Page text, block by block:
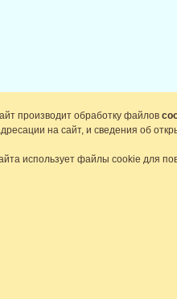
производит обработку файлов
на сайт, и сведения об
использует файлы cookie для